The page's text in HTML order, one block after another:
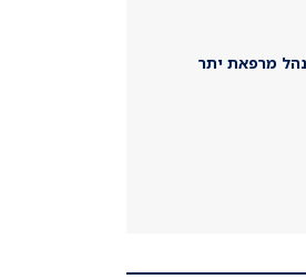
מרפאת יתר